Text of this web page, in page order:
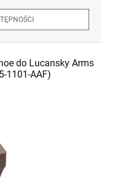
do Lucansky Arms
1101-AAF)